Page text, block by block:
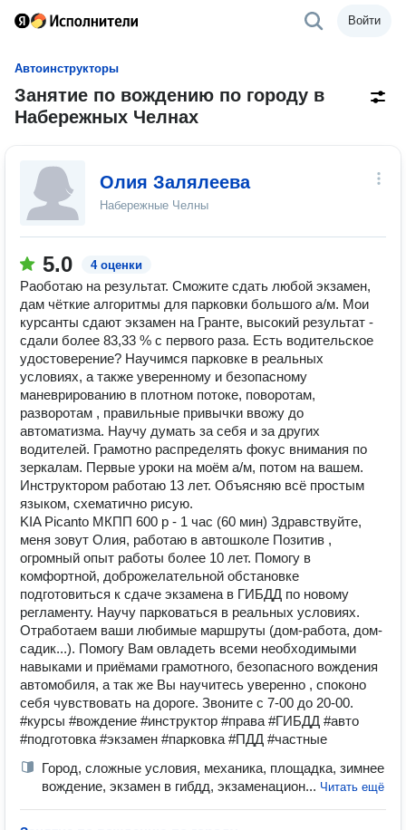
Войти
Автоинструкторы
Занятие по вождению по городу в
Набережных Челнах
Олия Залялеева
Набережные Челны
5.0 4 оценки
Раоботаю на результат. Сможите сдать любой экзамен,
дам чёткие алгоритмы для парковки большого а/м. Мои
курсанты сдают экзамен на Гранте, высокий результат -
сдали более 83,33 % с первого раза. Есть водительское
удостоверение? Научимся парковке в реальных
условиях, а также уверенному и безопасному
маневрированию в плотном потоке, поворотам,
разворотам , правильные привычки ввожу до
автоматизма. Научу думать за себя и за других
водителей. Грамотно распределять фокус внимания по
зеркалам. Первые уроки на моëм а/м, потом на вашем.
Инструктором работаю 13 лет. Объясняю всё простым
языком, схематично рисую.
KIA Picanto МКПП 600 р - 1 час (60 мин) Здравствуйте,
меня зовут Олия, работаю в автошколе Позитив ,
огромный опыт работы более 10 лет. Помогу в
комфортной, доброжелательной обстановке
подготовиться к сдаче экзамена в ГИБДД по новому
регламенту. Научу парковаться в реальных условиях.
Отработаем ваши любимые маршруты (дом-работа, дом-
садик...). Помогу Вам овладеть всеми необходимыми
навыками и приёмами грамотного, безопасного вождения
автомобиля, а так же Вы научитесь уверенно , споконо
себя чувствовать на дороге. Звоните с 7-00 до 20-00.
#курсы #вождение #инструктор #права #ГИБДД #авто
#подготовка #экзамен #парковка #ПДД #частные
Город, сложные условия, механика, площадка, зимнее
вождение, экзамен в гибдд, экзаменацион... Читать ещё